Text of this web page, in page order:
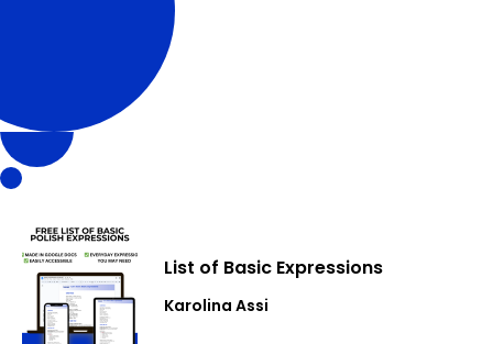
List of Basic Expressions
Karolina Assi